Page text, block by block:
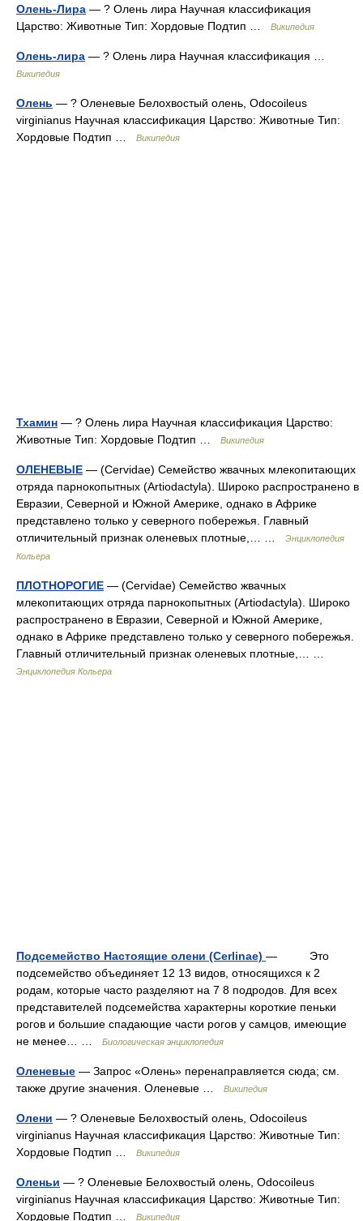
Олень-Лира — ? Олень лира Научная классификация
Царство: Животные Тип: Хордовые Подтип …
Википедия
Олень-лира — ? Олень лира Научная классификация …
Википедия
Олень — ? Оленевые Белохвостый олень, Odocoileus
virginianus Научная классификация Царство: Животные Тип:
Хордовые Подтип …
Википедия
Тхамин — ? Олень лира Научная классификация Царство:
Животные Тип: Хордовые Подтип …
Википедия
ОЛЕНЕВЫЕ — (Cervidae) Семейство жвачных млекопитающих
отряда парнокопытных (Artiodactyla). Широко распространено в
Евразии, Северной и Южной Америке, однако в Африке
представлено только у северного побережья. Главный
отличительный признак оленевых плотные,… …
Энциклопедия
Кольера
ПЛОТНОРОГИЕ — (Cervidae) Семейство жвачных
млекопитающих отряда парнокопытных (Artiodactyla). Широко
распространено в Евразии, Северной и Южной Америке,
однако в Африке представлено только у северного побережья.
Главный отличительный признак оленевых плотные,… …
Энциклопедия Кольера
Подсемейство Настоящие олени (Cerlinae) — Это
подсемейство объединяет 12 13 видов, относящихся к 2
родам, которые часто разделяют на 7 8 подродов. Для всех
представителей подсемейства характерны короткие пеньки
рогов и большие спадающие части рогов у самцов, имеющие
не менее… …
Биологическая энциклопедия
Оленевые — Запрос «Олень» перенаправляется сюда; см.
также другие значения. Оленевые …
Википедия
Олени — ? Оленевые Белохвостый олень, Odocoileus
virginianus Научная классификация Царство: Животные Тип:
Хордовые Подтип …
Википедия
Оленьи — ? Оленевые Белохвостый олень, Odocoileus
virginianus Научная классификация Царство: Животные Тип:
Хордовые Подтип …
Википедия